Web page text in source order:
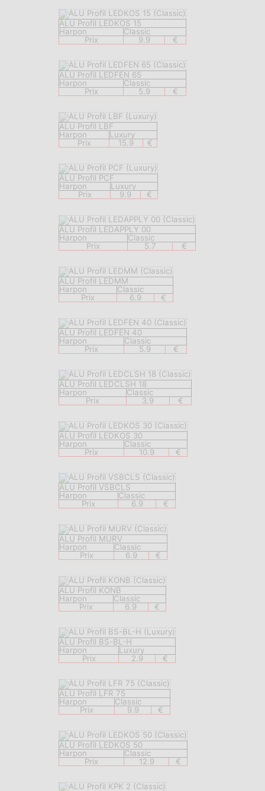
ALU Profil LEDKOS 15
Harpon
Classic
Prix
9.9 €
ALU Profil LEDFEN 65
Harpon
Classic
Prix
5.9 €
ALU Profil LBF
Harpon
Luxury
Prix
15.9 €
ALU Profil PCF
Harpon
Luxury
Prix
9.9 €
ALU Profil LEDAPPLY 00
Harpon
Classic
Prix
5.7 €
ALU Profil LEDMM
Harpon
Classic
Prix
6.9 €
ALU Profil LEDFEN 40
Harpon
Classic
Prix
5.9 €
ALU Profil LEDCLSH 18
Harpon
Classic
Prix
3.9 €
ALU Profil LEDKOS 30
Harpon
Classic
Prix
10.9 €
ALU Profil VSBCLS
Harpon
Classic
Prix
6.9 €
ALU Profil MURV
Harpon
Classic
Prix
6.9 €
ALU Profil KONB
Harpon
Classic
Prix
6.9 €
ALU Profil BS-BL-H
Harpon
Luxury
Prix
2.9 €
ALU Profil LFR 75
Harpon
Classic
Prix
9.9 €
ALU Profil LEDKOS 50
Harpon
Classic
Prix
12.9 €